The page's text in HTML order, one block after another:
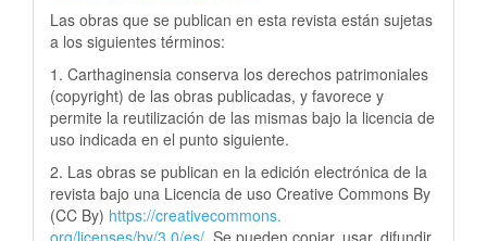
Las obras que se publican en esta revista están sujetas
a los siguientes términos:
1. Carthaginensia conserva los derechos patrimoniales
(copyright) de las obras publicadas, y favorece y
permite la reutilización de las mismas bajo la licencia de
uso indicada en el punto siguiente.
2. Las obras se publican en la edición electrónica de la
revista bajo una Licencia de uso Creative Commons By
(CC By) https://creativecommons.